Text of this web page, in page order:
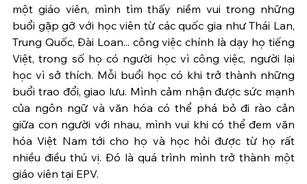
một giáo viên, mình tìm thấy niềm vui trong những
buổi gặp gỡ với học viên từ các quốc gia như Thái Lan,
Trung Quốc, Đài Loan... công việc chính là dạy họ tiếng
Việt, trong số họ có người học vì công việc, người lại
học vì sở thích. Mỗi buổi học có khi trở thành những
buổi trao đổi, giao lưu. Mình cảm nhận được sức mạnh
của ngôn ngữ và văn hóa có thể phá bỏ đi rào cản
giữa con người với nhau, mình vui khi có thể đem văn
hóa Việt Nam tới cho họ và học hỏi được từ họ rất
nhiều điều thú vị. Đó là quá trình mình trở thành một
giáo viên tại EPV.